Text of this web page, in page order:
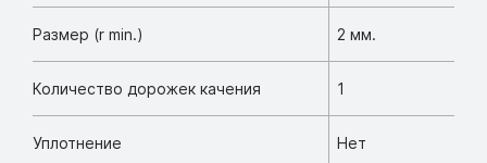
Размер (r min.) 2 мм.
Количество дорожек качения 1
Уплотнение Нет